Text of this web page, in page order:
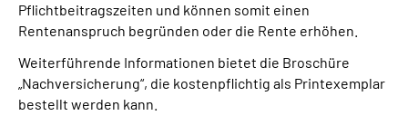
Pflichtbeitragszeiten und können somit einen
Rentenanspruch begründen oder die Rente erhöhen.
Weiterführende Informationen bietet die Broschüre
„Nachversicherung“, die kostenpflichtig als Printexemplar
bestellt werden kann.